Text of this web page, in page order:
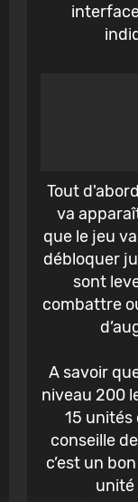
Tout
va
que le jeu
débloquer
sont
combattre
A savoir
niveau 200
15 unités
conseille
c’est un
unité